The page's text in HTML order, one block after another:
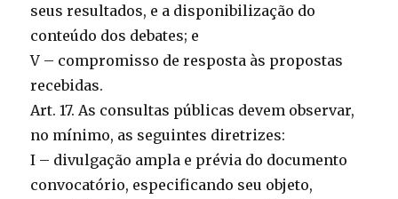
seus resultados, e a disponibilização do
conteúdo dos debates; e
V – compromisso de resposta às propostas
recebidas.
Art. 17. As consultas públicas devem observar,
no mínimo, as seguintes diretrizes:
I – divulgação ampla e prévia do documento
convocatório, especificando seu objeto,